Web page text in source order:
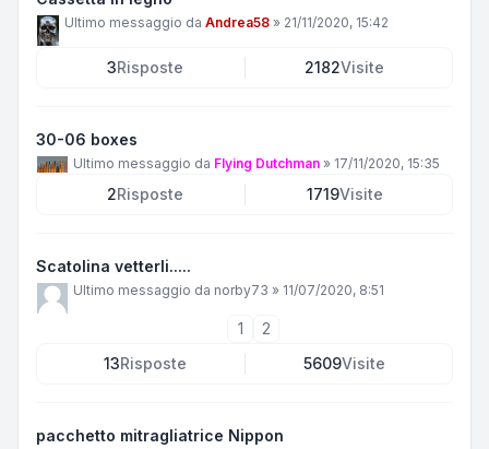
Ultimo messaggio da Andrea58 » 21/11/2020, 15:42
3Risposte 2182Visite
30-06 boxes
Ultimo messaggio da Flying Dutchman » 17/11/2020, 15:35
2Risposte 1719Visite
Scatolina vetterli.....
Ultimo messaggio da norby73 » 11/07/2020, 8:51
1
2
13Risposte 5609Visite
pacchetto mitragliatrice Nippon